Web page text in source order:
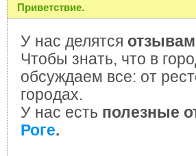
Приветствие.
У нас делятся
Чтобы знать, что в
обсуждаем все: от
городах.
У нас есть полезные
Роге.